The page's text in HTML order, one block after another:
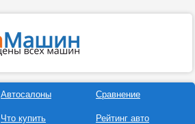
Автосалоны
Что купить
Сравнение
Рейтинг авто